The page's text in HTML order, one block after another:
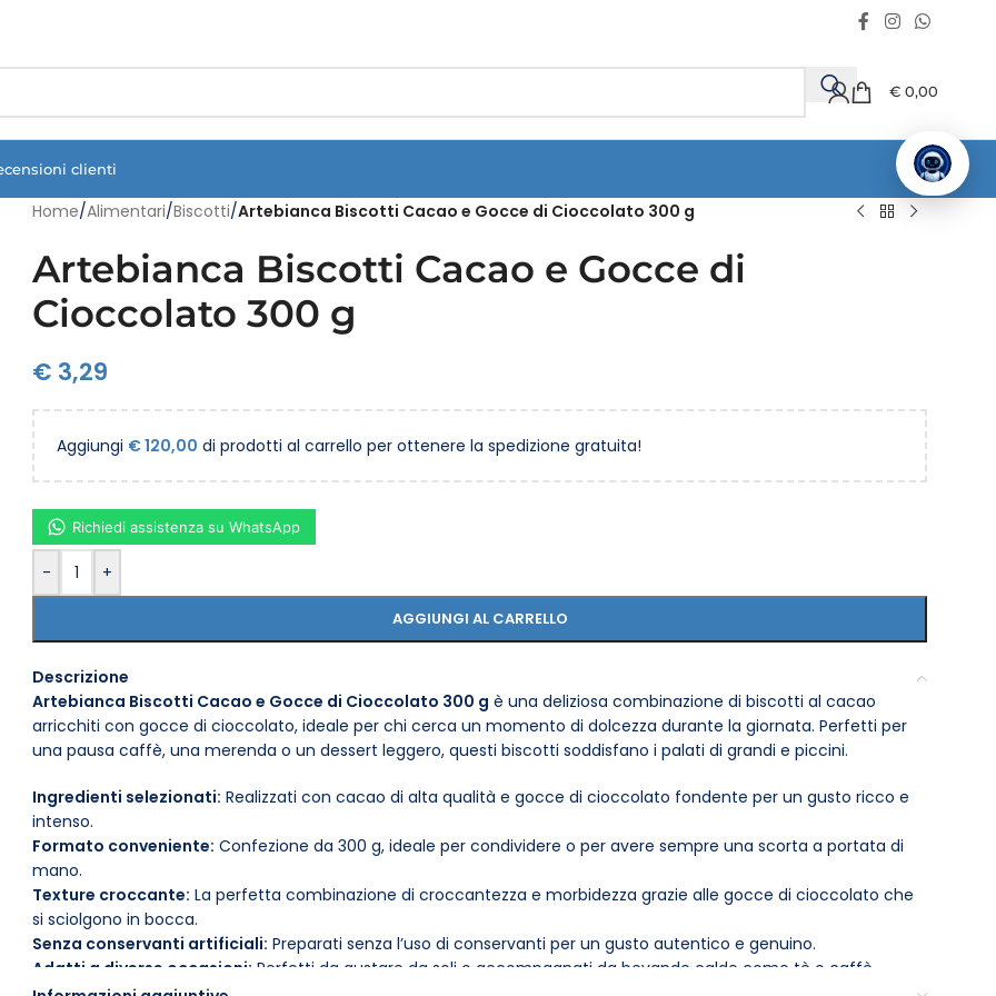
€ 0,00
clienti
Home/Alimentari/Biscotti/Artebianca Biscotti Cacao e Gocce di Cioccolato 300 g
Artebianca Biscotti Cacao e Gocce di
Cioccolato 300 g
€ 3,29
Aggiungi €120,00 di prodotti al carrello per ottenere la spedizione gratuita!
- +
AGGIUNGI AL CARRELLO
Richiedi assistenza su WhatsApp
Descrizione
Artebianca Biscotti Cacao e Gocce di Cioccolato 300 g è una deliziosa combinazione di biscotti al cacao
arricchiti con gocce di cioccolato, ideale per chi cerca un momento di dolcezza durante la giornata. Perfetti per
una pausa caffè, una merenda o un dessert leggero, questi biscotti soddisfano i palati di grandi e piccini.
Ingredienti selezionati: Realizzati con cacao di alta qualità e gocce di cioccolato fondente per un gusto ricco e
intenso.
Formato conveniente: Confezione da 300 g, ideale per condividere o per avere sempre una scorta a portata di
mano.
Texture croccante: La perfetta combinazione di croccantezza e morbidezza grazie alle gocce di cioccolato che
si sciolgono in bocca.
Senza conservanti artificiali: Preparati senza l’uso di conservanti per un gusto autentico e genuino.
Adatti a diverse occasioni: Perfetti da gustare da soli o accompagnati da bevande calde come tè o caffè.